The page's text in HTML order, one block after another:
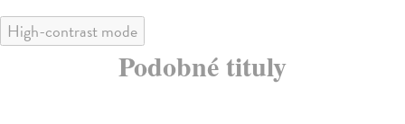
High-contrast mode
Podobné tituly